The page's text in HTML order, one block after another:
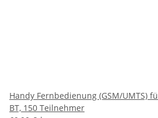
Handy Fernbedienung (GSM/UMTS)
BT, 150 Teilnehmer